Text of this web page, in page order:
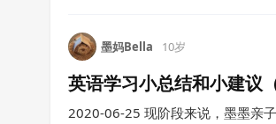
墨妈Bella 10岁
英语学习小总结和小建议
2020-06-25 现阶段来说，墨墨亲